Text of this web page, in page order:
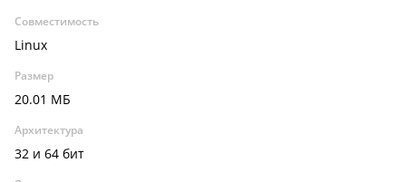
Совместимость
Linux
Размер
20.01 МБ
Архитектура
32 и 64 бит